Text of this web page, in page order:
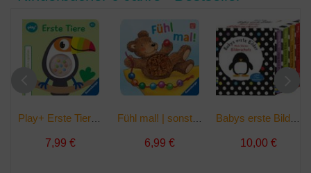
7,99 €
Fühl mal! | sonst. Bücher
6,99 € 10,00 €